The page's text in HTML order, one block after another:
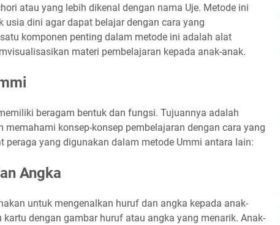
atau yang lebih dikenal dengan nama Uje. Metode ini
usia dini agar dapat belajar dengan cara yang
komponen penting dalam metode ini adalah alat
materi pembelajaran kepada anak-anak.
beragam bentuk dan fungsi. Tujuannya adalah
konsep-konsep pembelajaran dengan cara yang
peraga yang digunakan dalam metode Ummi antara lain:
Angka
untuk mengenalkan huruf dan angka kepada anak-
dengan gambar huruf atau angka yang menarik. Anak-